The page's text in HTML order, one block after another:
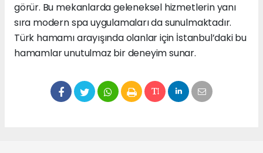
görür. Bu mekanlarda geleneksel hizmetlerin yanı
sıra modern spa uygulamaları da sunulmaktadır.
Türk hamamı arayışında olanlar için İstanbul’daki bu
hamamlar unutulmaz bir deneyim sunar.